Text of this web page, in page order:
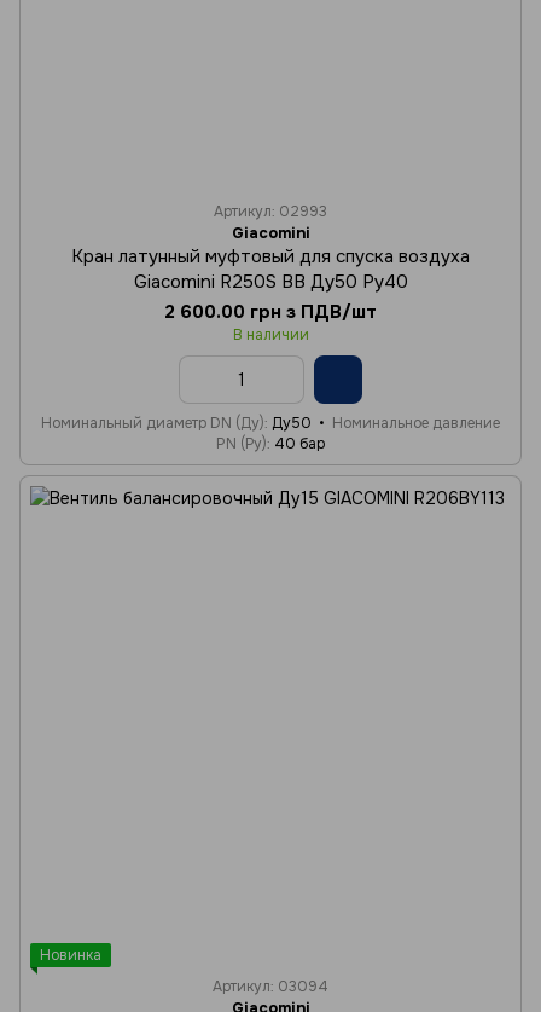
Артикул: 02993
Giacomini
Кран латунный муфтовый для спуска воздуха
Giacomini R250S ВВ Ду50 Ру40
2 600.00 грн з ПДВ/шт
В наличии
Номинальный диаметр DN (Ду) Ду50
Номинальное давление
PN (Ру) 40 бар
Новинка
Артикул: 03094